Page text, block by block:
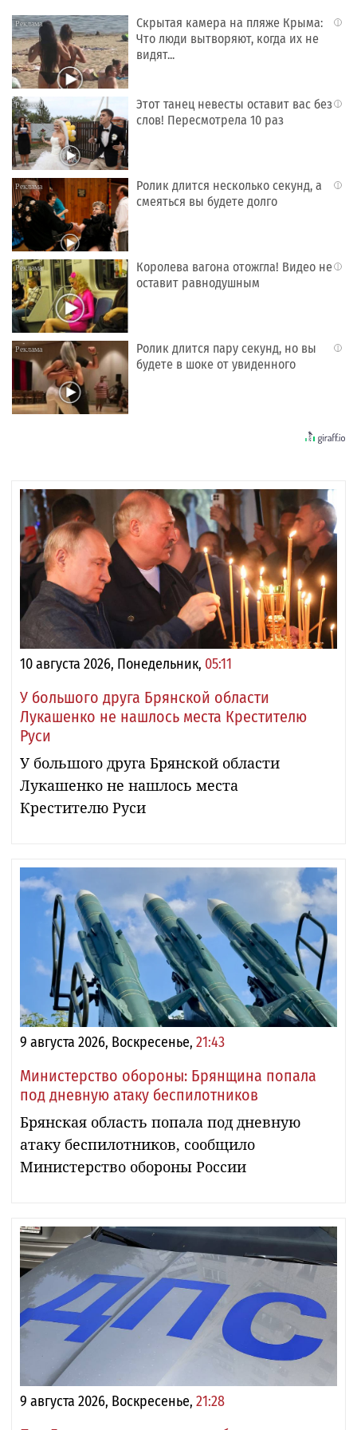
i
Скрытая камера на пляже Крыма:
Что люди вытворяют, когда их не
видят...
i
Этот танец невесты оставит вас без
слов! Пересмотрела 10 раз
i
Ролик длится несколько секунд, а
смеяться вы будете долго
i
Королева вагона отожгла! Видео не
оставит равнодушным
i
Ролик длится пару секунд, но вы
будете в шоке от увиденного
10 августа 2026, Понедельник, 05:11
У большого друга Брянской области
Лукашенко не нашлось места Крестителю
Руси
У большого друга Брянской области
Лукашенко не нашлось места
Крестителю Руси
9 августа 2026, Воскресенье, 21:43
Министерство обороны: Брянщина попала
под дневную атаку беспилотников
Брянская область попала под дневную
атаку беспилотников, сообщило
Министерство обороны России
9 августа 2026, Воскресенье, 21:28